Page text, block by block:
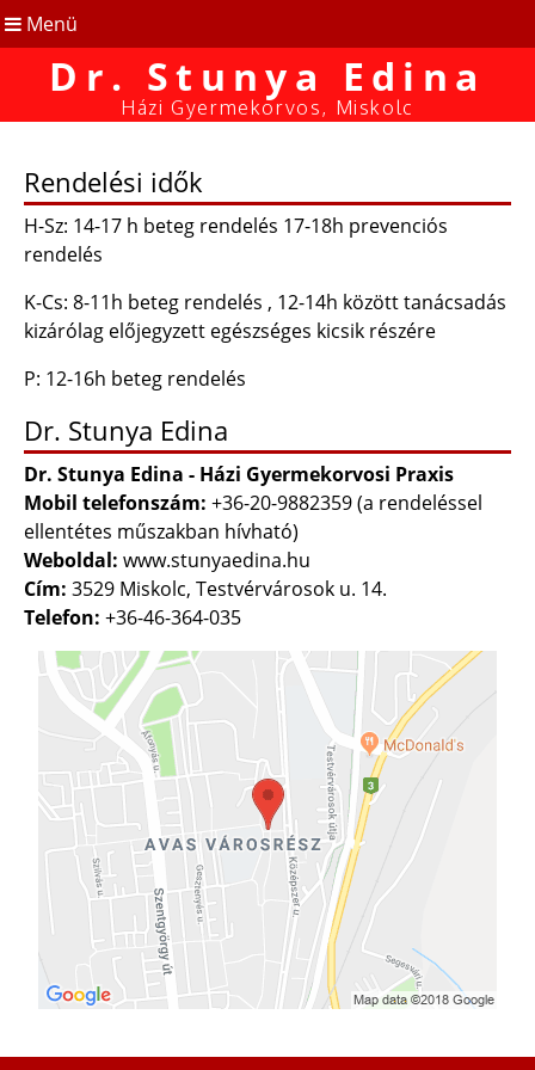
Menü
Dr. Stunya Edina
Házi Gyermekorvos, Miskolc
Rendelési idők
H-Sz: 14-17 h beteg rendelés 17-18h prevenciós
rendelés
K-Cs: 8-11h beteg rendelés , 12-14h között tanácsadás
kizárólag előjegyzett egészséges kicsik részére
P: 12-16h beteg rendelés
Dr. Stunya Edina
Dr. Stunya Edina - Házi Gyermekorvosi Praxis
Mobil telefonszám: +36-20-9882359 (a rendeléssel
ellentétes műszakban hívható)
Weboldal: www.stunyaedina.hu
Cím: 3529 Miskolc, Testvérvárosok u. 14.
Telefon: +36-46-364-035